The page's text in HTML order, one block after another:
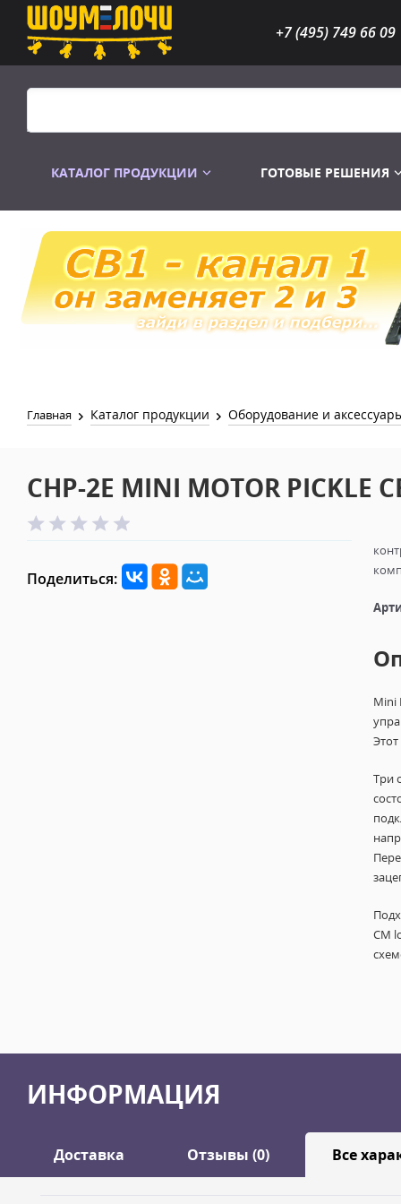
+7 (495) 749 66 09
КАТАЛОГ ПРОДУКЦИИ
Распродажа Лампы
ГОТОВЫЕ РЕШЕНИЯ
Главная Каталог продукции Оборудование и
CHP-2E MINI MOTOR PICKLE
Поделиться:
Mini
Три
CM
ИНФОРМАЦИЯ
Доставка Отзывы (0) Все